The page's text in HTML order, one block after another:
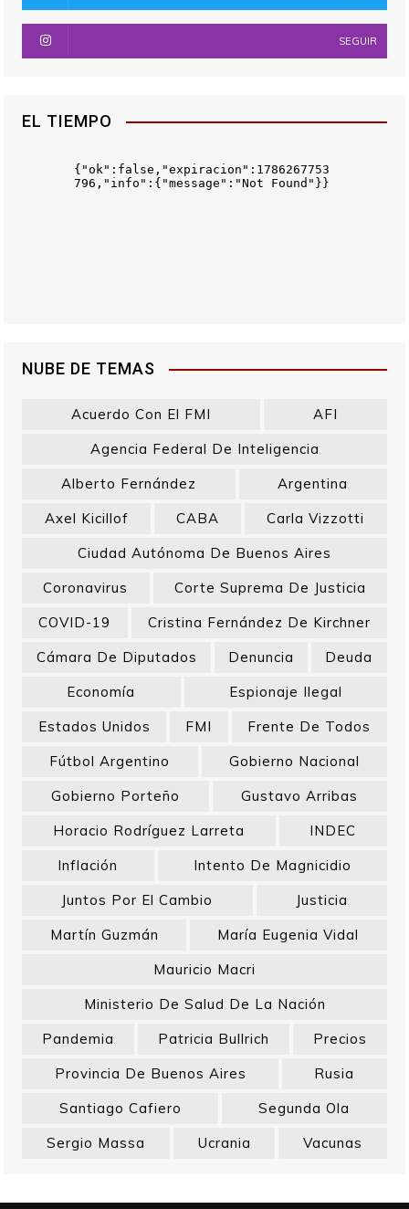
SEGUIR
EL TIEMPO
NUBE DE TEMAS
Acuerdo Con El FMI
AFI
Agencia Federal De Inteligencia
Alberto Fernández
Argentina
Axel Kicillof
CABA
Carla Vizzotti
Ciudad Autónoma De Buenos Aires
Coronavirus
Corte Suprema De Justicia
COVID-19
Cristina Fernández De Kirchner
Cámara De Diputados
Denuncia
Deuda
Economía
Espionaje Ilegal
Estados Unidos
FMI
Frente De Todos
Fútbol Argentino
Gobierno Nacional
Gobierno Porteño
Gustavo Arribas
Horacio Rodríguez Larreta
INDEC
Inflación
Intento De Magnicidio
Juntos Por El Cambio
Justicia
Martín Guzmán
María Eugenia Vidal
Mauricio Macri
Ministerio De Salud De La Nación
Pandemia
Patricia Bullrich
Precios
Provincia De Buenos Aires
Rusia
Santiago Cafiero
Segunda Ola
Sergio Massa
Ucrania Vacunas